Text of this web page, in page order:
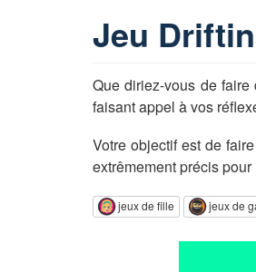
Jeu
Que diriez-vous de
faisant appel à vos
Votre objectif est de
extrêmement précis
jeux de fille jeux de